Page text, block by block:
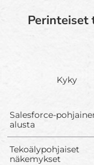
Perinteiset
Kyky
Salesforce-
alusta
Tekoälypohjaiset
näkemykset